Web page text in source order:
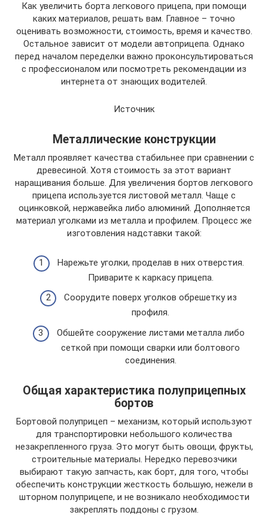
Как увеличить борта легкового прицепа, при помощи
каких материалов, решать вам. Главное – точно
оценивать возможности, стоимость, время и качество.
Остальное зависит от модели автоприцепа. Однако
перед началом переделки важно проконсультироваться
с профессионалом или посмотреть рекомендации из
интернета от знающих водителей.
Источник
Металлические конструкции
Металл проявляет качества стабильнее при сравнении с
древесиной. Хотя стоимость за этот вариант
наращивания больше. Для увеличения бортов легкового
прицепа используется листовой металл. Чаще с
оцинковкой, нержавейка либо алюминий. Дополняется
материал уголками из металла и профилем. Процесс же
изготовления надставки такой:
Нарежьте уголки, проделав в них отверстия.
Приварите к каркасу прицепа.
Соорудите поверх уголков обрешетку из
профиля.
Обшейте сооружение листами металла либо
сеткой при помощи сварки или болтового
соединения.
Общая характеристика полуприцепных
бортов
Бортовой полуприцеп – механизм, который используют
для транспортировки небольшого количества
незакрепленного груза. Это могут быть овощи, фрукты,
строительные материалы. Нередко перевозчики
выбирают такую запчасть, как борт, для того, чтобы
обеспечить конструкции жесткость большую, нежели в
шторном полуприцепе, и не возникало необходимости
закреплять поддоны с грузом.